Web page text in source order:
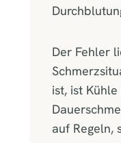
Der Fehler
ist, ist
auf Regeln,